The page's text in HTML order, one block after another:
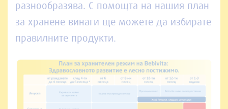
разнообразява. С помощта на нашия план
за хранене винаги ще можете да избирате
правилните продукти.